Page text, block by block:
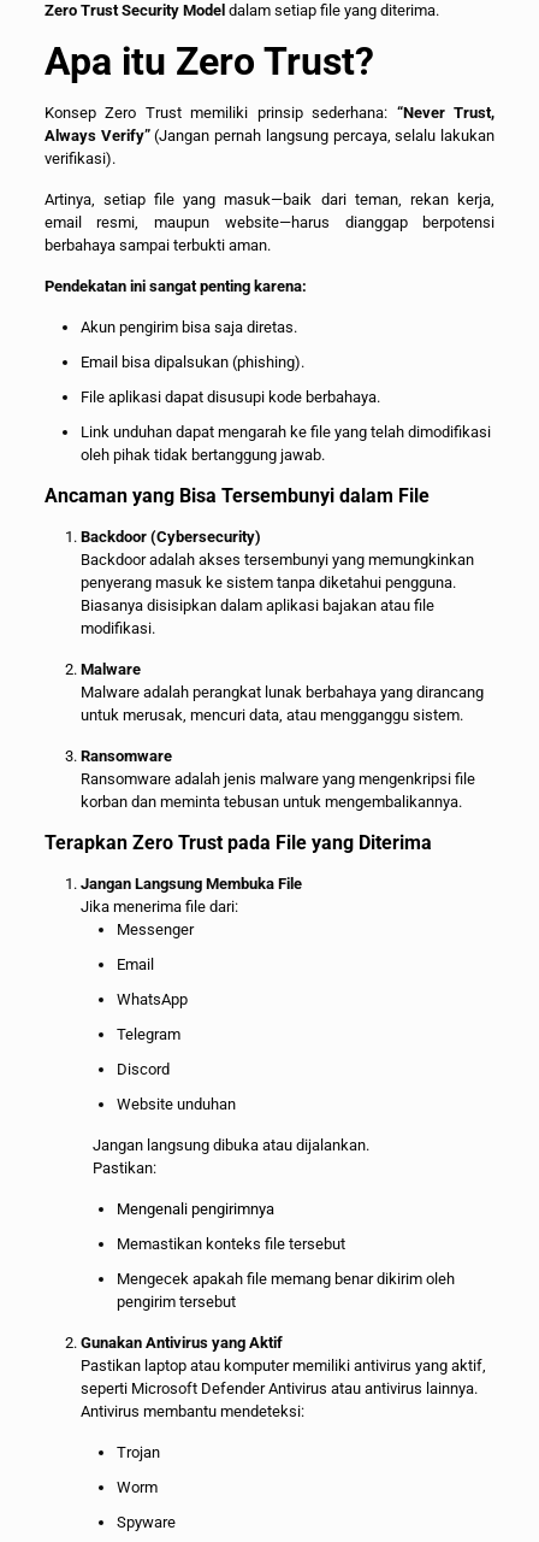
Zero Trust Security Model dalam setiap file yang diterima.
Apa itu Zero Trust?
Konsep Zero Trust memiliki prinsip sederhana: “Never Trust,
Always Verify”(Jangan pernah langsung percaya, selalu lakukan
verifikasi).
Artinya, setiap file yang masuk—baik dari teman, rekan kerja,
email resmi, maupun website—harus dianggap berpotensi
berbahaya sampai terbukti aman.
Pendekatan ini sangat penting karena:
Akun pengirim bisa saja diretas.
Email bisa dipalsukan (phishing).
File aplikasi dapat disusupi kode berbahaya.
Link unduhan dapat mengarah ke file yang telah dimodifikasi
oleh pihak tidak bertanggung jawab.
Ancaman yang Bisa Tersembunyi dalam File
Backdoor (Cybersecurity)
Backdoor adalah akses tersembunyi yang memungkinkan
penyerang masuk ke sistem tanpa diketahui pengguna.
Biasanya disisipkan dalam aplikasi bajakan atau file
modifikasi.
Malware
Malware adalah perangkat lunak berbahaya yang dirancang
untuk merusak, mencuri data, atau mengganggu sistem.
Ransomware
Ransomware adalah jenis malware yang mengenkripsi file
korban dan meminta tebusan untuk mengembalikannya.
Terapkan Zero Trust pada File yang Diterima
Jangan Langsung Membuka File
Jika menerima file dari:
Messenger
Email
WhatsApp
Telegram
Discord
Website unduhan
Jangan langsung dibuka atau dijalankan.
Pastikan:
Mengenali pengirimnya
Memastikan konteks file tersebut
Mengecek apakah file memang benar dikirim oleh
pengirim tersebut
Gunakan Antivirus yang Aktif
Pastikan laptop atau komputer memiliki antivirus yang aktif,
seperti Microsoft Defender Antivirus atau antivirus lainnya.
Antivirus membantu mendeteksi:
Trojan
Worm
Spyware